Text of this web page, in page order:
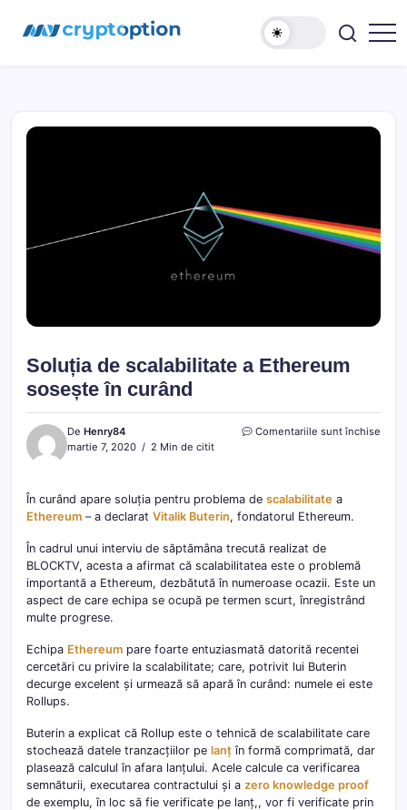
MyCryptOption
Soluția de scalabilitate a Ethereum
sosește în curând
De Henry84
martie 7, 2020
2 Min de citit
Comentariile sunt închise
În curând apare soluția pentru problema de scalabilitate a
Ethereum – a declarat Vitalik Buterin, fondatorul Ethereum.
În cadrul unui interviu de săptămâna trecută realizat de
BLOCKTV, acesta a afirmat că scalabilitatea este o problemă
importantă a Ethereum, dezbătută în numeroase ocazii. Este un
aspect de care echipa se ocupă pe termen scurt, înregistrând
multe progrese.
Echipa Ethereum pare foarte entuziasmată datorită recentei
cercetări cu privire la scalabilitate; care, potrivit lui Buterin
decurge excelent și urmează să apară în curând: numele ei este
Rollups.
Buterin a explicat că Rollup este o tehnică de scalabilitate care
stochează datele tranzacțiilor pe lanț în formă comprimată, dar
plasează calculul în afara lanțului. Acele calcule ca verificarea
semnăturii, executarea contractului și a zero knowledge proof
de exemplu, în loc să fie verificate pe lanț,, vor fi verificate prin